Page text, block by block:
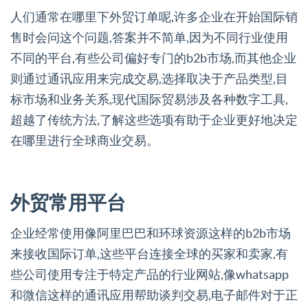
人们通常在哪里下外贸订单呢,许多企业在开始国际销
售时会问这个问题,答案并不简单,因为不同行业使用
不同的平台,有些公司偏好专门的b2b市场,而其他企业
则通过通讯应用来完成交易,选择取决于产品类型,目
标市场和业务关系,现代国际贸易涉及各种数字工具,
超越了传统方法,了解这些选项有助于企业更好地决定
在哪里进行全球商业交易。
外贸常用平台
企业经常使用像阿里巴巴和环球资源这样的b2b市场
来接收国际订单,这些平台连接全球的买家和卖家,有
些公司使用专注于特定产品的行业网站,像whatsapp
和微信这样的通讯应用帮助谈判交易,电子邮件对于正